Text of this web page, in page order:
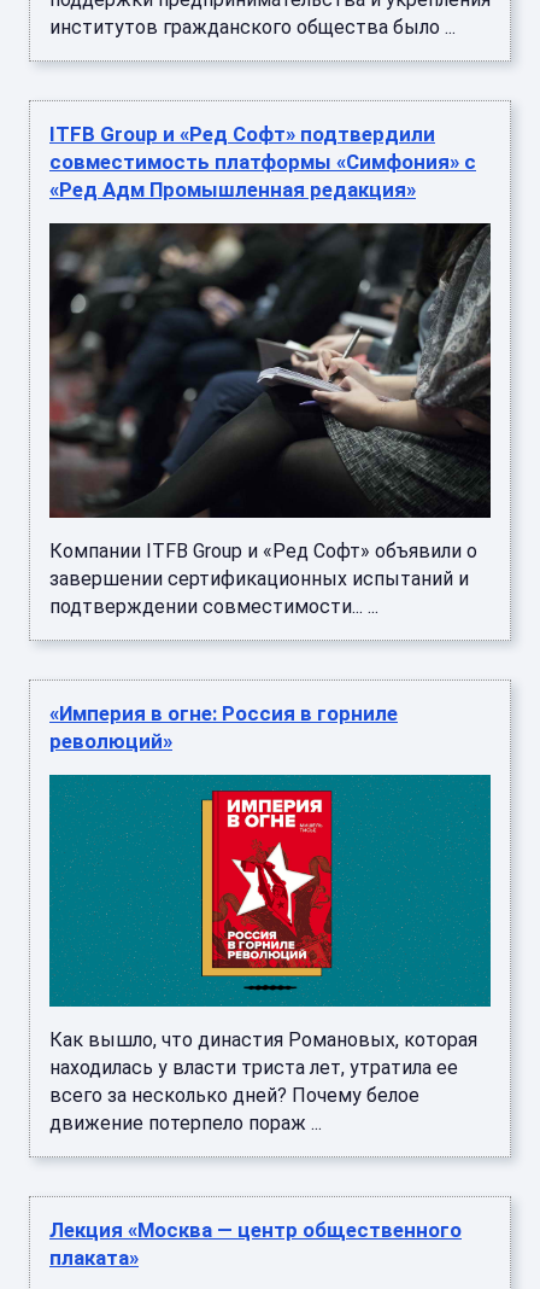
институтов гражданского общества было ...
ITFB Group и «Ред Софт» подтвердили
совместимость платформы «Симфония» с
«Ред Адм Промышленная редакция»
Компании ITFB Group и «Ред Софт» объявили о
завершении сертификационных испытаний и
подтверждении совместимости... ...
«Империя в огне: Россия в горниле
революций»
Как вышло, что династия Романовых, которая
находилась у власти триста лет, утратила ее
всего за несколько дней? Почему белое
движение потерпело пораж ...
Лекция «Москва — центр общественного
плаката»